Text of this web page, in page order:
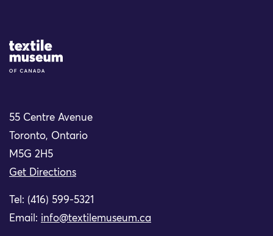
Site Logo
55 Centre Avenue
Toronto, Ontario
M5G 2H5
Get Directions
Tel: (416) 599-5321
Email: info@textilemuseum.ca